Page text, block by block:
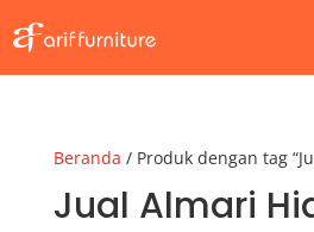
Beranda / Produk dengan tag
Jual Almari